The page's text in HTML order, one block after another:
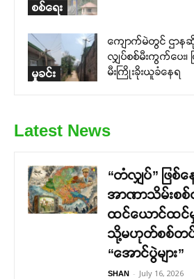
စစ်ရေး
မှုခင်း
ကျောက်မဲတွင် ဌာနဆို
လျှပ်စစ်မီးကွက်ပေး၊
မီးကြိုးခိုးယူခံနေရ
Latest News
“တံလျှပ်” ဖြစ်
အာဏာသိမ်းစ
ထင်ယောင်ထင်
သို့မဟုတ်စစ်တပ်
“အောင်ပွဲများ”
SHAN - July 16, 2026